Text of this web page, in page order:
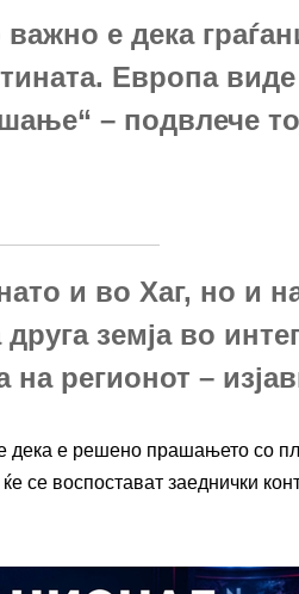
е дека
Европа
– подвлече
и во Хаг, но и
земја во
на регионот –
дека е решено прашањето со
се воспостават заеднички